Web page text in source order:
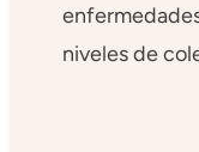
niveles de